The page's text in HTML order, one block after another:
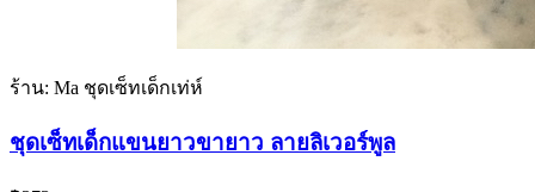
ร้าน: Ma ชุดเซ็ทเด็กเท่ห์
ชุดเซ็ทเด็กแขนยาวขายาว ลายลิเวอร์พูล